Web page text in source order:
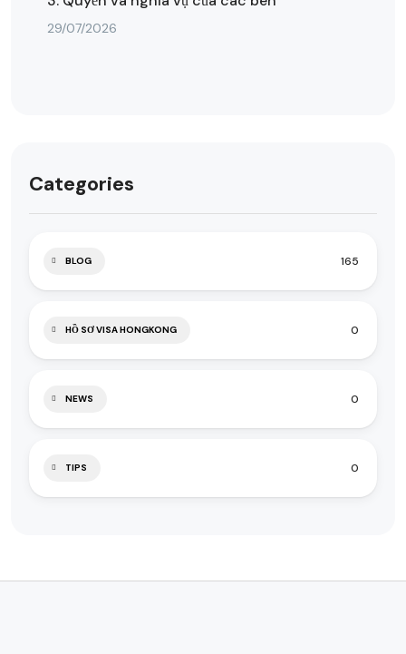
29/07/2026
Categories
BLOG 165
HỒ SƠ VISA HONGKONG 0
NEWS 0
TIPS 0